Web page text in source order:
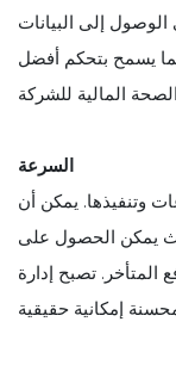
إلى البيانات
يسمح بتحكم أفضل
السرعة
وتنفيذها. يمكن أن
يمكن الحصول على
تصبح إدارة